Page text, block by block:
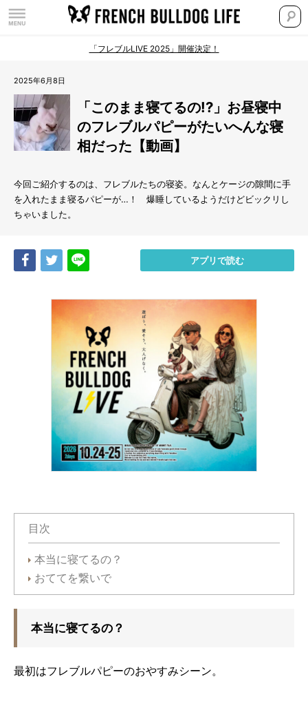
「フレブルLIVE 2025」開催決定！
2025年6月8日
「このまま寝てるの!?」お昼寝中
のフレブルパピーがたいへんな寝
相だった【動画】
今回ご紹介するのは、フレブルたちの寝姿。なんとケージの隙間に手
を入れたまま寝るパピーが…！ 爆睡しているようだけどビックリし
ちゃいました。
Share Tweet アプリで読む
目次
本当に寝てるの？
おててを繋いで
本当に寝てるの？
最初はフレブルパピーのおやすみシーン。